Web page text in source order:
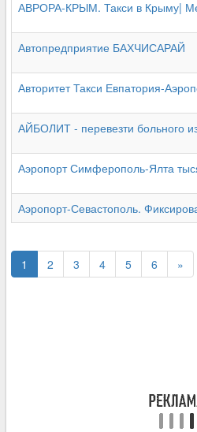
АВРОРА-КРЫМ. Такси в Крыму|
Автопредприятие БАХЧИСАРАЙ
Авторитет Такси Евпатория-
АЙБОЛИТ - перевезти больного
Аэропорт Симферополь-Ялта
Аэропорт-Севастополь.
1 2 3 4 5 6 »